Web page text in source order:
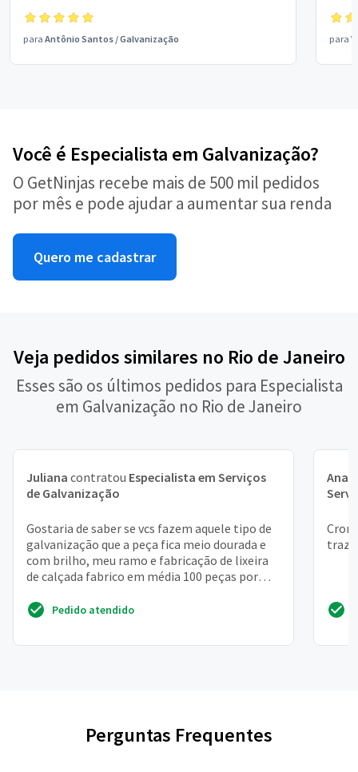
para Antônio Santos /Galvanização para
Você é Especialista em Galvanização?
O GetNinjas recebe mais de 500 mil pedidos
por mês e pode ajudar a aumentar sua renda
Quero me cadastrar
Veja pedidos similares no Rio de Janeiro
Esses são os últimos pedidos para Especialista
em Galvanização no Rio de Janeiro
Juliana contratou Especialista em Serviços
de Galvanização
Gostaria de saber se vcs fazem aquele tipo de
galvanização que a peça fica meio dourada e
com brilho, meu ramo e fabricação de lixeira
de calçada fabrico em média 100 peças por
Pedido atendido
Ana
Perguntas Frequentes